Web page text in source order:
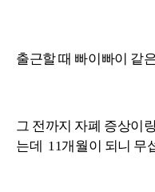
출근할 때 빠이빠이 같
그 전까지 자폐 증상이
는데 11개월이 되니 무